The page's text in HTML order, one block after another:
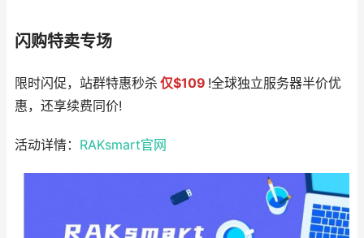
闪购特卖专场
限时闪促，站群特惠秒杀 仅$109 !全球独立服务器半价优
惠，还享续费同价!
活动详情： RAKsmart官网